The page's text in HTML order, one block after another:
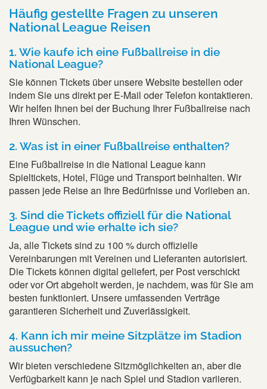
Häufig gestellte Fragen zu unseren
National League Reisen
1. Wie kaufe ich eine Fußballreise in die
National League?
Sie können Tickets über unsere Website bestellen oder
indem Sie uns direkt per E-Mail oder Telefon kontaktieren.
Wir helfen Ihnen bei der Buchung Ihrer Fußballreise nach
Ihren Wünschen.
2. Was ist in einer Fußballreise enthalten?
Eine Fußballreise in die National League kann
Spieltickets, Hotel, Flüge und Transport beinhalten. Wir
passen jede Reise an Ihre Bedürfnisse und Vorlieben an.
3. Sind die Tickets offiziell für die National
League und wie erhalte ich sie?
Ja, alle Tickets sind zu 100 % durch offizielle
Vereinbarungen mit Vereinen und Lieferanten autorisiert.
Die Tickets können digital geliefert, per Post verschickt
oder vor Ort abgeholt werden, je nachdem, was für Sie am
besten funktioniert. Unsere umfassenden Verträge
garantieren Sicherheit und Zuverlässigkeit.
4. Kann ich mir meine Sitzplätze im Stadion
aussuchen?
Wir bieten verschiedene Sitzmöglichkeiten an, aber die
Verfügbarkeit kann je nach Spiel und Stadion variieren.